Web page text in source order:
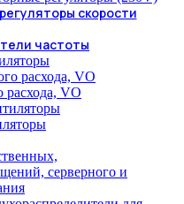
скорости
частоты
расхода, VO
серверного и